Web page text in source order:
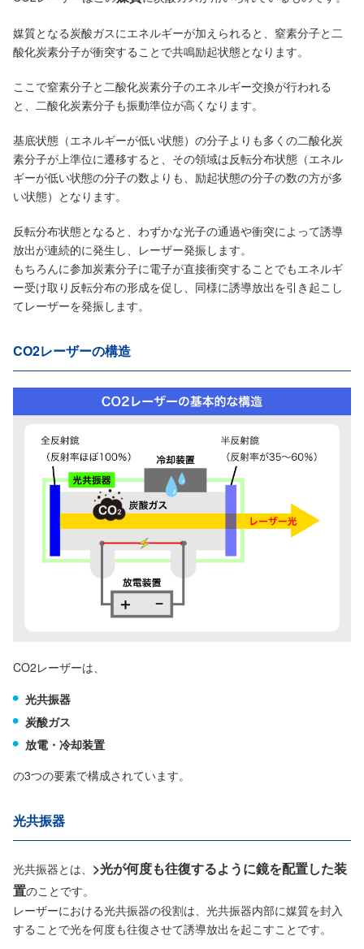
媒質となる炭酸ガスにエネルギーが加えられると、窒素分子と二
酸化炭素分子が衝突することで共鳴励起状態となります。
ここで窒素分子と二酸化炭素分子のエネルギー交換が行われる
と、二酸化炭素分子も振動準位が高くなります。
基底状態（エネルギーが低い状態）の分子よりも多くの二酸化炭
素分子が上準位に遷移すると、その領域は反転分布状態（エネル
ギーが低い状態の分子の数よりも、励起状態の分子の数の方が多
い状態）となります。
反転分布状態となると、わずかな光子の通過や衝突によって誘導
放出が連続的に発生し、レーザー発振します。
もちろんに参加炭素分子に電子が直接衝突することでもエネルギ
ー受け取り反転分布の形成を促し、同様に誘導放出を引き起こし
てレーザーを発振します。
CO2レーザーの構造
CO2レーザーは、
光共振器
炭酸ガス
放電・冷却装置
の3つの要素で構成されています。
光共振器
光共振器とは、 >光が何度も往復するように鏡を配置した装
置のことです。
レーザーにおける光共振器の役割は、光共振器内部に媒質を封入
することで光を何度も往復させて誘導放出を起こすことです。